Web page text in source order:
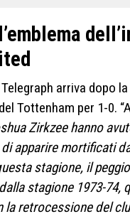
arriva dopo
Tottenham per 1-0.
Zirkzee hanno
apparire mortificati
stagione, il
stagione 1973-74,
la retrocessione del